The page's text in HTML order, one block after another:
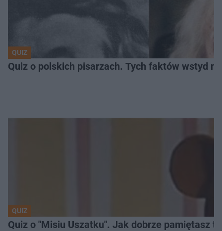
QUIZ
Quiz o polskich pisarzach. Tych faktów wstyd
QUIZ
Quiz o "Misiu Uszatku". Jak dobrze pamiętasz